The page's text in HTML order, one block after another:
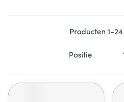
Producten1-24
Sorteer op: